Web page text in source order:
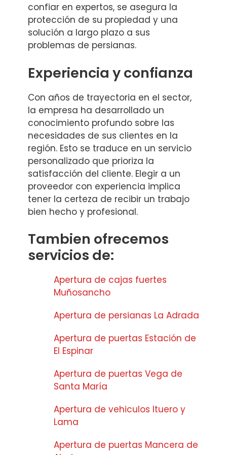
confiar en expertos, se asegura la
protección de su propiedad y una
solución a largo plazo a sus
problemas de persianas.
Experiencia y confianza
Con años de trayectoria en el sector,
la empresa ha desarrollado un
conocimiento profundo sobre las
necesidades de sus clientes en la
región. Esto se traduce en un servicio
personalizado que prioriza la
satisfacción del cliente. Elegir a un
proveedor con experiencia implica
tener la certeza de recibir un trabajo
bien hecho y profesional.
Tambien ofrecemos
servicios de:
Apertura de cajas fuertes
Muñosancho
Apertura de persianas La Adrada
Apertura de puertas Estación de
El Espinar
Apertura de puertas Vega de
Santa María
Apertura de vehiculos Ituero y
Lama
Apertura de puertas Mancera de